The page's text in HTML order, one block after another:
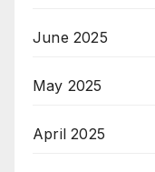
June 2025
May 2025
April 2025